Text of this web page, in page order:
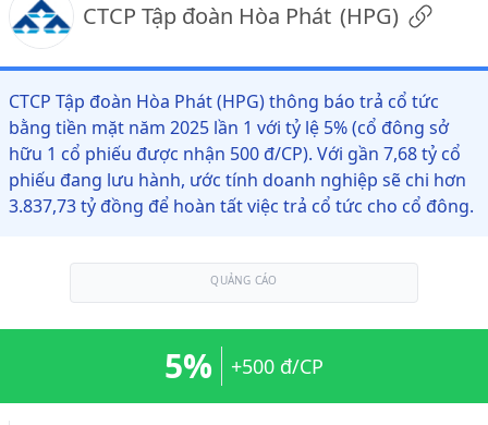
CTCP Tập đoàn Hòa Phát (HPG)
CTCP Tập đoàn Hòa Phát (HPG) thông báo trả cổ tức
bằng tiền mặt năm 2025 lần 1 với tỷ lệ 5% (cổ đông sở
hữu 1 cổ phiếu được nhận 500 đ/CP). Với gần 7,68 tỷ cổ
phiếu đang lưu hành, ước tính doanh nghiệp sẽ chi hơn
3.837,73 tỷ đồng để hoàn tất việc trả cổ tức cho cổ đông.
QUẢNG CÁO
5% +500 đ/CP